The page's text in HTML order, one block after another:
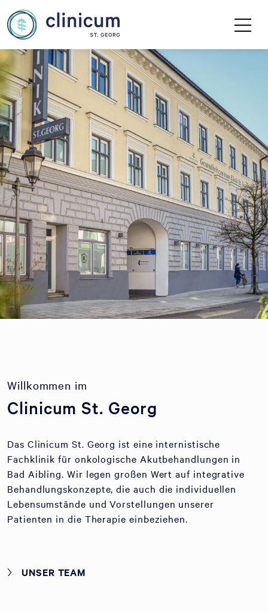
Willkommen im
Clinicum St. Georg
Das Clinicum St. Georg ist eine internistische
Fachklinik für onkologische Akutbehandlungen in
Bad Aibling. Wir legen großen Wert auf integrative
Behandlungskonzepte, die auch die individuellen
Lebensumstände und Vorstellungen unserer
Patienten in die Therapie einbeziehen.
UNSER TEAM